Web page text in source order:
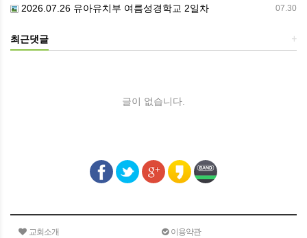
07.30
2026.07.26 유아유치부 여름성경학교 2일차
+
최근댓글
글이 없습니다.
교회소개 이용약관